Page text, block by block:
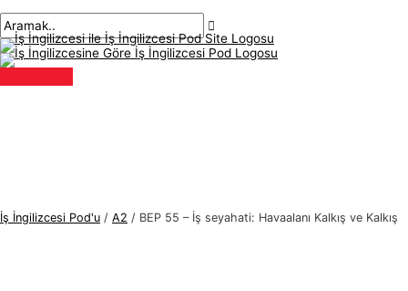
atla
menü
İş İngilizcesi Pod'u / A2 / BEP 55 – İş seyahati: Havaalanı Kalkış ve Kalkış
gönderisi
yaz..
posta*
İ
ş
İ
n
A
r
a
m